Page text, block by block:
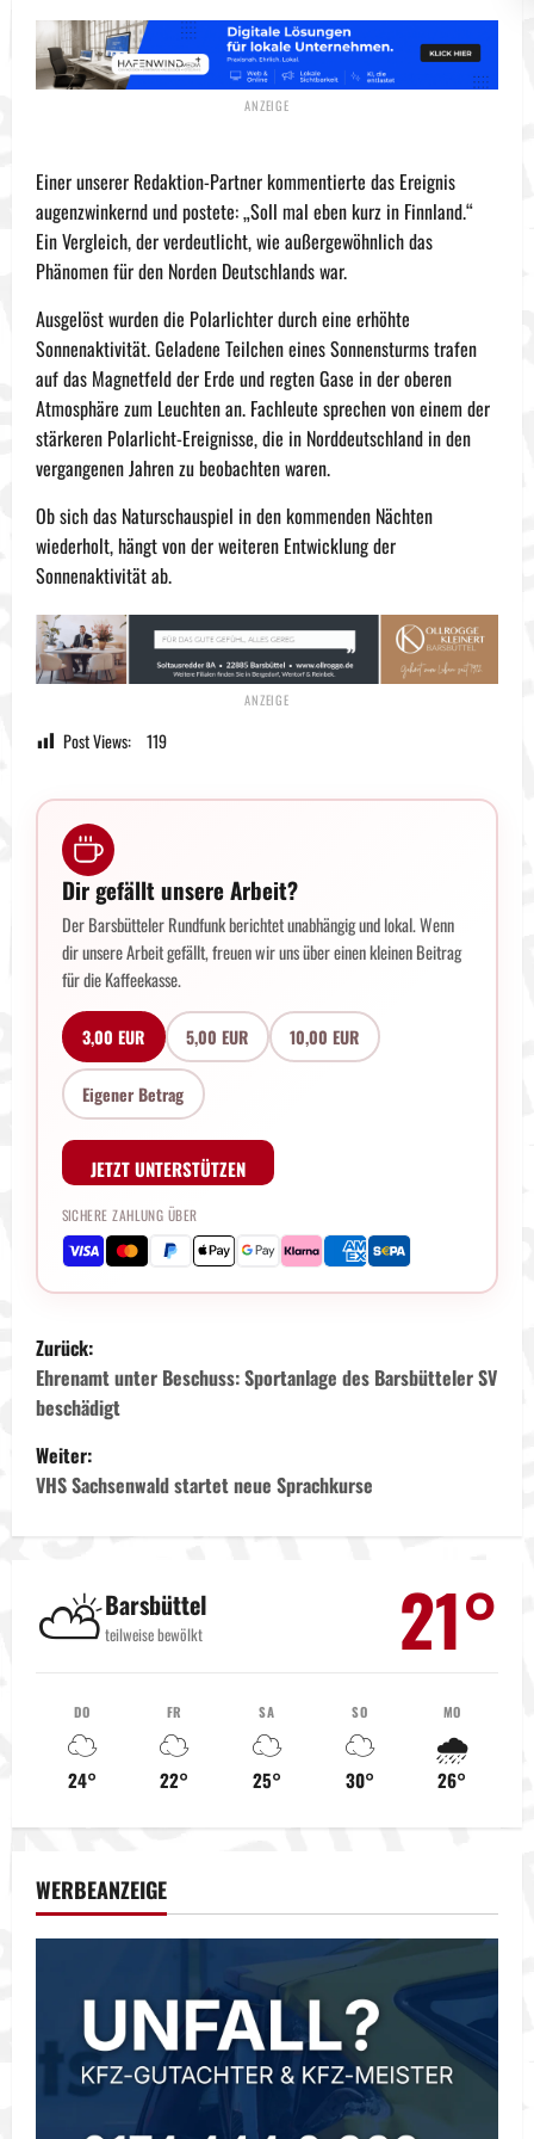
Einer unserer Redaktion-Partner kommentierte das Ereignis
augenzwinkernd und postete: „Soll mal eben kurz in Finnland.“
Ein Vergleich, der verdeutlicht, wie außergewöhnlich das
Phänomen für den Norden Deutschlands war.
Ausgelöst wurden die Polarlichter durch eine erhöhte
Sonnenaktivität. Geladene Teilchen eines Sonnensturms trafen
auf das Magnetfeld der Erde und regten Gase in der oberen
Atmosphäre zum Leuchten an. Fachleute sprechen von einem der
stärkeren Polarlicht-Ereignisse, die in Norddeutschland in den
vergangenen Jahren zu beobachten waren.
Ob sich das Naturschauspiel in den kommenden Nächten
wiederholt, hängt von der weiteren Entwicklung der
Sonnenaktivität ab.
Post Views: 119
Dir gefällt unsere Arbeit?
Der Barsbütteler Rundfunk berichtet unabhängig und lokal. Wenn
dir unsere Arbeit gefällt, freuen wir uns über einen kleinen Beitrag
für die Kaffeekasse.
3,00 EUR 5,00 EUR 10,00 EUR
Eigener Betrag
JETZT UNTERSTÜTZEN
SICHERE ZAHLUNG ÜBER
B
e
i
t
g
v
i
g
t
Zurück:
Ehrenamt unter Beschuss: Sportanlage des Barsbütteler SV
beschädigt
Weiter:
VHS Sachsenwald startet neue Sprachkurse
⛅Barsbüttel
teilweise bewölkt 21°
DO
☁️
24°
FR
☁️
22°
SA
☁️
25°
SO
☁️
30°
MO
🌧️
26°
WERBEANZEIGE